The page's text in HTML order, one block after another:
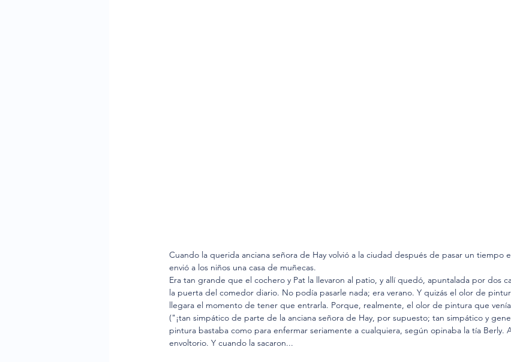
Cuando la querida anciana señora de Hay volvió a la ciudad después de pasar un tiempo
envió a los niños una casa de muñecas.
Era tan grande que el cochero y Pat la llevaron al patio, y allí quedó, apuntalada por dos
la puerta del comedor diario. No podía pasarle nada; era verano. Y quizás el olor de
llegara el momento de tener que entrarla. Porque, realmente, el olor de pintura que
("¡tan simpático de parte de la anciana señora de Hay, por supuesto; tan simpático y
pintura bastaba como para enfermar seriamente a cualquiera, según opinaba la tía Berly.
envoltorio. Y cuando la sacaron...